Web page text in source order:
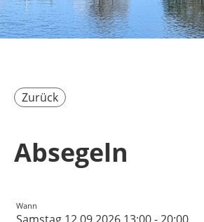
Zurück
Absegeln
Wann